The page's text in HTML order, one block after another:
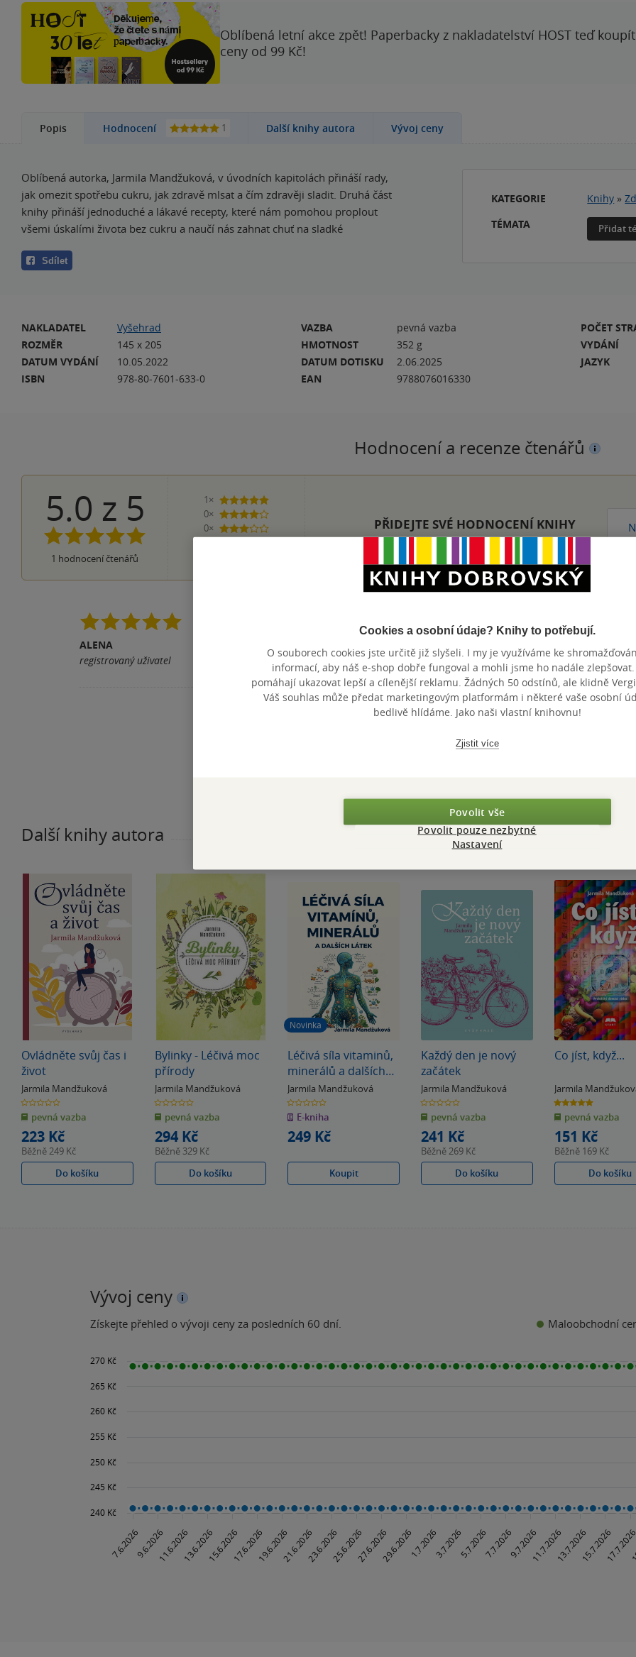
Oblíbená letní akce zpět! Paperbacky z nakladatelství HOST teď
ceny od 99 Kč!
Popis Hodnocení 1 Další knihy autora Vývoj ceny
Oblíbená autorka, Jarmila Mandžuková, v úvodních kapitolách přináší rady,
jak omezit spotřebu cukru, jak zdravě mlsat a čím zdravěji sladit. Druhá část
knihy přináší jednoduché a lákavé recepty, které nám pomohou proplout
všemi úskalími života bez cukru a naučí nás zahnat chuť na sladké
Sdílet
KATEGORIE Knihy »
TÉMATA
Přidat
NAKLADATEL
Vyšehrad
ROZMĚR
145 x 205
DATUM VYDÁNÍ
10.05.2022
ISBN
978-80-7601-633-0
VAZBA
pevná vazba
HMOTNOST
352 g
DATUM DOTISKU
2.06.2025
EAN
9788076016330
POČET
VYDÁNÍ
JAZYK
Hodnocení a recenze čtenářů
5.0 z 5
1 hodnocení čtenářů
1×
5 hvězdiček
0×
4 hvězdičky
0×
3 hvězdičky
PŘIDEJTE SVÉ HODNOCENÍ KNIHY
ALENA
registrovaný uživatel
Tuto novinku jsem si koupila spolu s dalšími knihami na hubnutí. Přináší zajímavé
je můj velký problém) a skvělé light recepty na sladkosti bez cukru. Doporučuji.
Pomohla vám tato recenze? Ano6
Přidat hodnocení
Další knihy autora
Ovládněte svůj čas i
život
Jarmila Mandžuková
0.0
z
5
hvězdiček
pevná vazba
223 Kč
Běžně249 Kč
Do košíku
Bylinky - Léčivá moc
přírody
Jarmila Mandžuková
0.0
z
5
hvězdiček
pevná vazba
294 Kč
Běžně 329 Kč
Do košíku
Novinka
Léčivá síla vitaminů,
minerálů a dalších
látek
Jarmila Mandžuková
0.0
z
5
hvězdiček
E-kniha
249 Kč
Koupit
Každý den je nový
začátek
Jarmila Mandžuková
0.0
z
5
hvězdiček
pevná vazba
241 Kč
Běžně269 Kč
Do košíku
Co jíst, když...
Jarmila
5.0
z
5
hvězdiček
pevná vazba
151 Kč
Běžně 169 Kč
Do košíku
Vývoj ceny
Získejte přehled o vývoji ceny za posledních 60 dní. Maloobchodní
Cookies a osobní údaje? Knihy to potřebují.
O souborech cookies jste určitě již slyšeli. I my je využíváme ke
informací, aby náš e-shop dobře fungoval a mohli jsme ho nadále zlepšovat.
pomáhají ukazovat lepší a cílenější reklamu. Žádných 50 odstínů, ale klidně
Váš souhlas může předat marketingovým platformám i některé vaše osobní
bedlivě hlídáme. Jako naši vlastní knihovnu!
Zjistit více
Povolit vše
Povolit pouze nezbytné
Nastavení